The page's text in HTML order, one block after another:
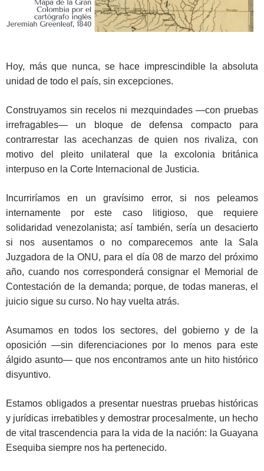
Hoy, más que nunca, se hace imprescindible la absoluta
unidad de todo el país, sin excepciones.
Construyamos sin recelos ni mezquindades —con pruebas
irrefragables— un bloque de defensa compacto para
contrarrestar las acechanzas de quien nos rivaliza, con
motivo del pleito unilateral que la excolonia británica
interpuso en la Corte Internacional de Justicia.
Incurriríamos en un gravísimo error, si nos peleamos
internamente por este caso litigioso, que requiere
solidaridad venezolanista; así también, sería un desacierto
si nos ausentamos o no comparecemos ante la Sala
Juzgadora de la ONU, para el día 08 de marzo del próximo
año, cuando nos corresponderá consignar el Memorial de
Contestación de la demanda; porque, de todas maneras, el
juicio sigue su curso. No hay vuelta atrás.
Asumamos en todos los sectores, del gobierno y de la
oposición —sin diferenciaciones por lo menos para este
álgido asunto— que nos encontramos ante un hito histórico
disyuntivo.
Estamos obligados a presentar nuestras pruebas históricas
y jurídicas irrebatibles y demostrar procesalmente, un hecho
de vital trascendencia para la vida de la nación: la Guayana
Esequiba siempre nos ha pertenecido.